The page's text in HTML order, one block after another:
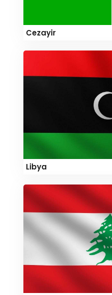
Cezayir
Libya